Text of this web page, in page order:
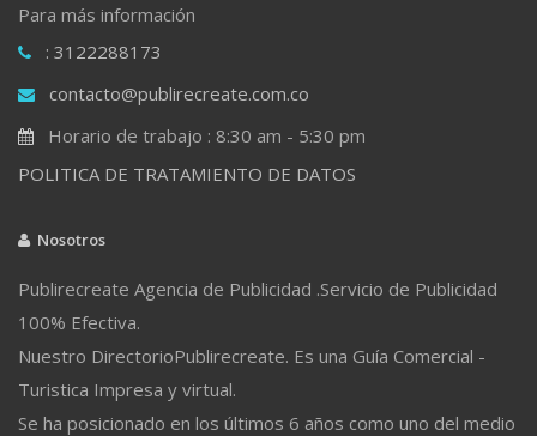
Para más información
: 3122288173
contacto@publirecreate.com.co
Horario de trabajo : 8:30 am - 5:30 pm
POLITICA DE TRATAMIENTO DE DATOS
Nosotros
Publirecreate Agencia de Publicidad .Servicio de Publicidad
100% Efectiva.
Nuestro DirectorioPublirecreate. Es una Guía Comercial -
Turistica Impresa y virtual.
Se ha posicionado en los últimos 6 años como uno del medio